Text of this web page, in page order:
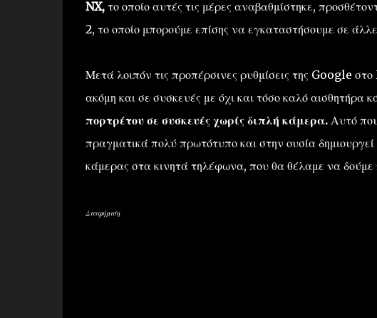
NX,το οποίο αυτές τις μέρες αναβαθμίστηκε,
2, το οποίο μπορούμε επίσης να εγκαταστήσουμε σε
Μετά λοιπόν τις προπέρσινες ρυθμίσεις της Google
ακόμη και σε συσκευές με όχι και τόσο καλό αισθητήρα
πορτρέτου σε συσκευές χωρίς διπλή κάμερα. Αυτό
πραγματικά πολύ πρωτότυπο και στην ουσία δημιουργεί
κάμερας στα κινητά τηλέφωνα, που θα θέλαμε να
Διαφήμιση